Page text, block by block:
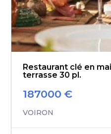
Restaurant clé en
terrasse 30 pl.
187000 €
VOIRON